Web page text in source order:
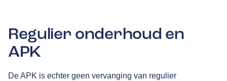
Regulier onderhoud en
APK
De APK is echter geen vervanging van regulier